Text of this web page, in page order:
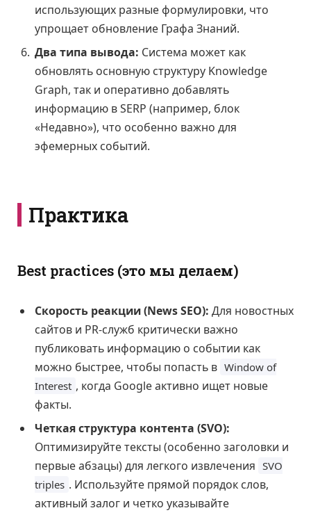
использующих разные формулировки, что
упрощает обновление Графа Знаний.
Два типа вывода: Система может как
обновлять основную структуру Knowledge
Graph, так и оперативно добавлять
информацию в SERP (например, блок
«Недавно»), что особенно важно для
эфемерных событий.
Практика
Best practices (это мы делаем)
Скорость реакции (News SEO): Для новостных
сайтов и PR-служб критически важно
публиковать информацию о событии как
можно быстрее, чтобы попасть в Window of
Interest , когда Google активно ищет новые
факты.
Четкая структура контента (SVO):
Оптимизируйте тексты (особенно заголовки и
первые абзацы) для легкого извлечения SVO
triples . Используйте прямой порядок слов,
активный залог и четко указывайте